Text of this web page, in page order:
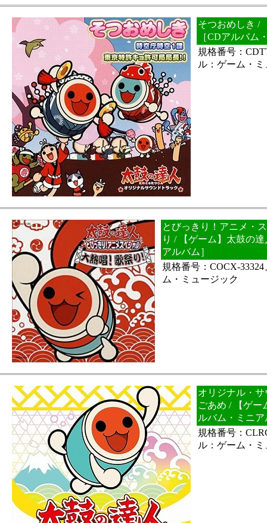
そつおめしき /
［CDアルバム
規格番号：
ル：ゲーム・
とびっきり！アニメ・
り / 【ゲーム】太鼓の
アルバム］
規格番号：COCX-
ム・ミュージック
オリジナル・
ごあめ / 【ゲー
ルバム・ミニ
規格番号：
ル：ゲーム・